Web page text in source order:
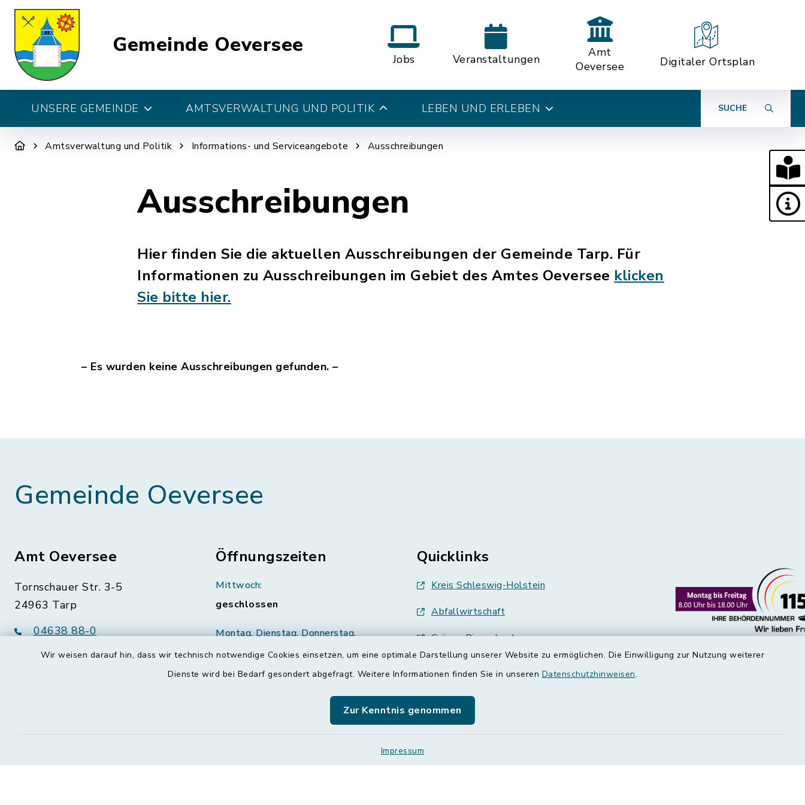
Wir weisen darauf hin, dass wir technisch notwendige Cookies einsetzen, um eine optimale Darstellung unserer Website zu ermöglichen. Die Einwilligung zur Nutzung weiterer
Dienste wird bei Bedarf gesondert abgefragt. Weitere Informationen finden Sie in unseren Datenschutzhinweisen.
Zur Kenntnis genommen
Impressum
Gemeinde Oeversee
Jobs Veranstaltungen
Amt
Oeversee
Digitaler Ortsplan
UNSERE GEMEINDE AMTSVERWALTUNG UND POLITIK LEBEN UND ERLEBEN SUCHE
Amtsverwaltung und Politik Informations- und Serviceangebote Ausschreibungen
Ausschreibungen
Hier finden Sie die aktuellen Ausschreibungen der Gemeinde Tarp. Für
Informationen zu Ausschreibungen im Gebiet des Amtes Oeversee klicken
Sie bitte hier.
– Es wurden keine Ausschreibungen gefunden. –
Gemeinde Oeversee
Amt Oeversee
Tornschauer Str. 3-5
24963 Tarp
04638 88-0
04638 88-11
Öffnungszeiten
Mittwoch:
geschlossen
Montag, Dienstag, Donnerstag,
Quicklinks
Kreis Schleswig-Holstein
Abfallwirtschaft
Grünes Binnenland
ETS